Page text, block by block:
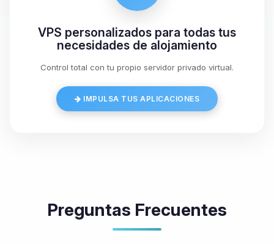
VPS personalizados para todas tus
necesidades de alojamiento
Control total con tu propio servidor privado virtual.
IMPULSA TUS APLICACIONES
Preguntas Frecuentes